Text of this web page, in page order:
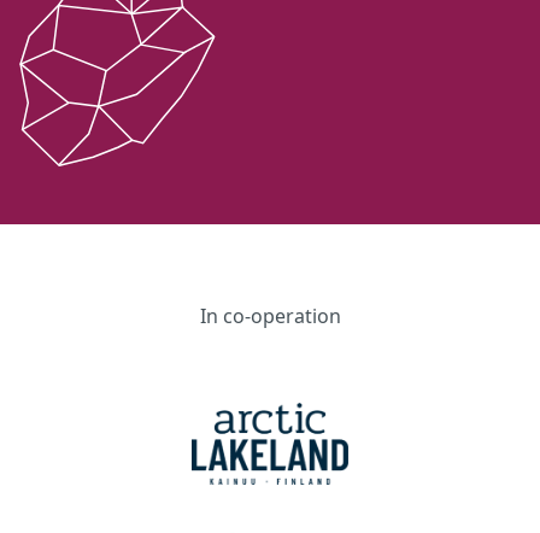
In co-operation